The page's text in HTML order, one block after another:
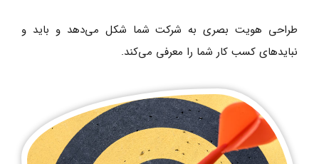
طراحی هویت بصری به شرکت شما شکل می‌دهد و باید و
نبایدهای کسب کار شما را معرفی می‌کند.